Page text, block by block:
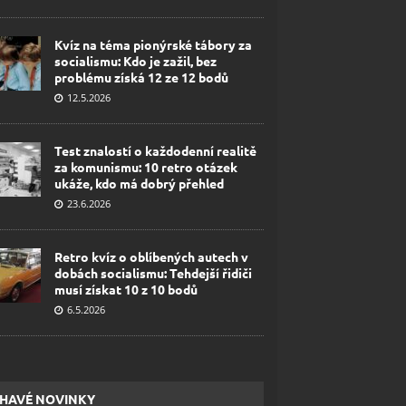
Kvíz na téma pionýrské tábory za
socialismu: Kdo je zažil, bez
problému získá 12 ze 12 bodů
12.5.2026
Test znalostí o každodenní realitě
za komunismu: 10 retro otázek
ukáže, kdo má dobrý přehled
23.6.2026
Retro kvíz o oblíbených autech v
dobách socialismu: Tehdejší řidiči
musí získat 10 z 10 bodů
6.5.2026
NOVINKY